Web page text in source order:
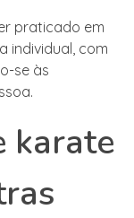
praticado em
individual, com
se às
karate